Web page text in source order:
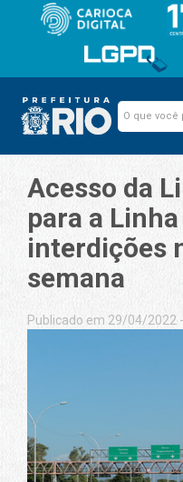
Acesso da
para a
interdições
semana
Publicado em 29/04/2022